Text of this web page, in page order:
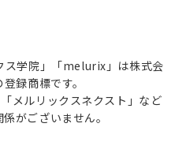
ス学院」「melurix」は株式会
録商標です。
メルリックスネクスト」など
がございません。